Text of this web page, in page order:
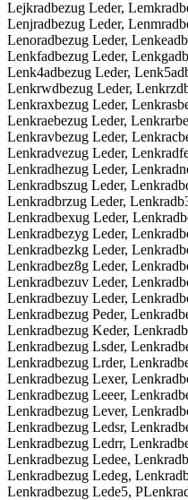
Lejkradbezug Leder,
Lenjradbezug Leder,
Lenoradbezug Leder,
Lenkfadbezug Leder,
Lenk4adbezug Leder,
Lenkrwdbezug Leder,
Lenkraxbezug Leder,
Lenkraebezug Leder,
Lenkravbezug Leder,
Lenkradvezug Leder,
Lenkradhezug Leder,
Lenkradbszug Leder,
Lenkradbrzug Leder,
Lenkradbexug Leder,
Lenkradbezyg Leder,
Lenkradbezkg Leder,
Lenkradbez8g Leder,
Lenkradbezuv Leder,
Lenkradbezuy Leder,
Lenkradbezug Peder,
Lenkradbezug Keder,
Lenkradbezug Lsder,
Lenkradbezug Lrder,
Lenkradbezug Lexer,
Lenkradbezug Leeer,
Lenkradbezug Lever,
Lenkradbezug Ledsr,
Lenkradbezug Ledrr,
Lenkradbezug Ledee,
Lenkradbezug Ledeg,
Lenkradbezug Lede5,